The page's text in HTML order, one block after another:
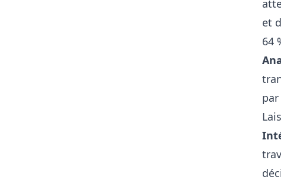
et
64